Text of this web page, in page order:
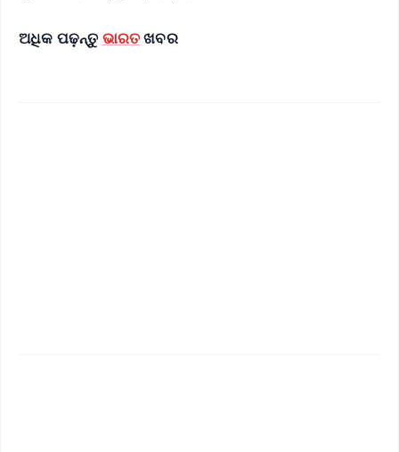
ଅଧିକ ପଢ଼ନ୍ତୁ ଭାରତଖବର